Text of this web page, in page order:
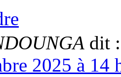
dit :
2025 à